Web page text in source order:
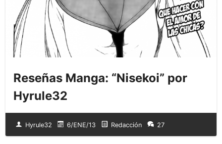
Reseñas Manga: “Nisekoi” por
Hyrule32
Hyrule32 6/ENE/13 Redacción 27